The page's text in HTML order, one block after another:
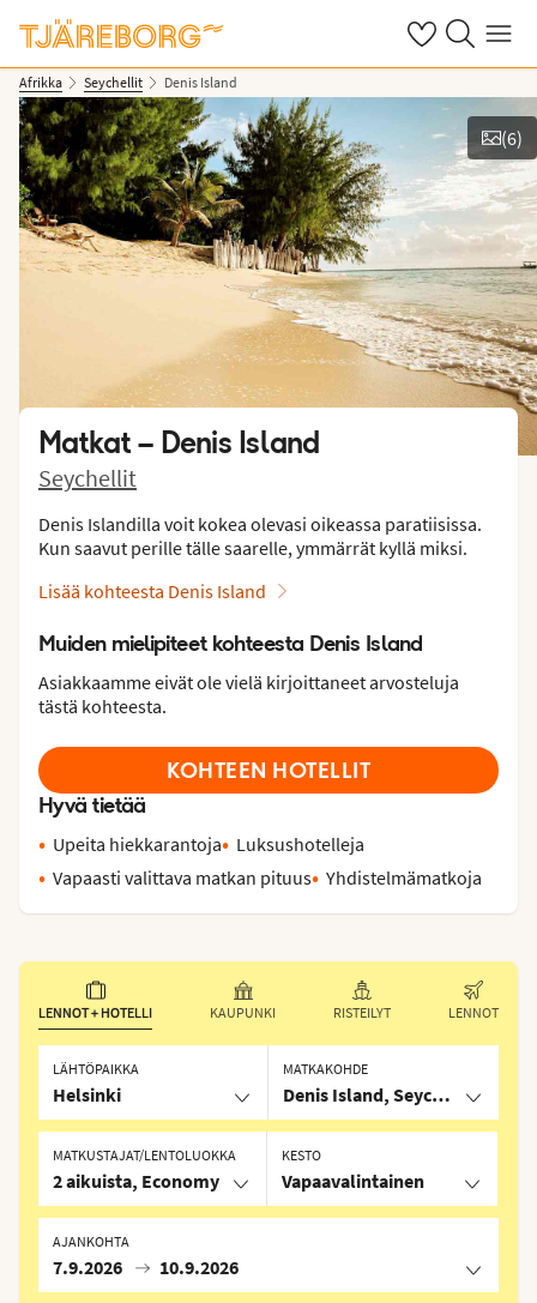
OmatHaku Valikko
Afrikka Seychellit Denis Island
(6)
Matkat – Denis Island
Seychellit
Denis Islandilla voit kokea olevasi oikeassa paratiisissa.
Kun saavut perille tälle saarelle, ymmärrät kyllä miksi.
Lisää kohteesta Denis Island
Muiden mielipiteet kohteesta Denis Island
Asiakkaamme eivät ole vielä kirjoittaneet arvosteluja
tästä kohteesta.
KOHTEEN HOTELLIT
Hyvä tietää
Upeita hiekkarantoja
Luksushotelleja
Vapaasti valittava matkan pituus Yhdistelmämatkoja
LENNOT + HOTELLI KAUPUNKI RISTEILYT LENNOT
LÄHTÖPAIKKA
Helsinki
MATKAKOHDE
Denis Island, Seychellit
KESTO
Vapaavalintainen
AJANKOHTA
7.9.2026 10.9.2026
MATKUSTAJAT/LENTOLUOKKA
2 aikuista, Economy